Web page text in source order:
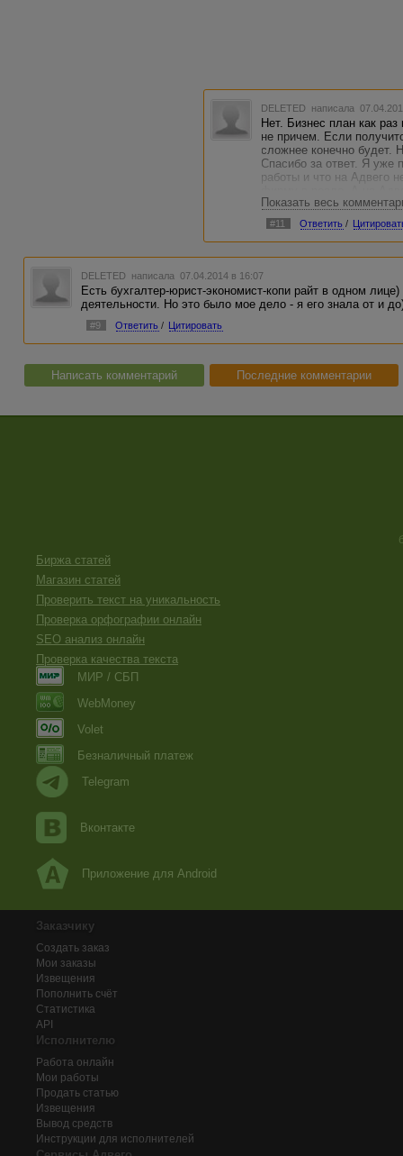
DELETED написала
Нет. Бизнес план как
не причем. Если
сложнее конечно будет.
Спасибо за ответ. Я уже
работы и что на Адвего
самых талантливых))) В
Показать весь
#11 Ответить /
DELETED написала 07.04.2014 в 16:07
Есть бухгалтер-юрист-экономист-копи райт в одном
деятельности. Но это было мое дело - я его знала от и
#9 Ответить / Цитировать
Написать комментарий Последние комментарии
Биржа статей
Магазин статей
Проверить текст на уникальность
Проверка орфографии онлайн
SEO анализ онлайн
Проверка качества текста
МИР / СБП
WebMoney
Volet
Безналичный платеж
Telegram
Вконтакте
Приложение для Android
Заказчику
Создать заказ
Мои заказы
Извещения
Пополнить счёт
Статистика
API
Исполнителю
Работа онлайн
Мои работы
Продать статью
Извещения
Вывод средств
Инструкции для исполнителей